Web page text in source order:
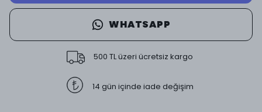
WHATSAPP
500 TL üzeri ücretsiz kargo
14 gün içinde iade değişim